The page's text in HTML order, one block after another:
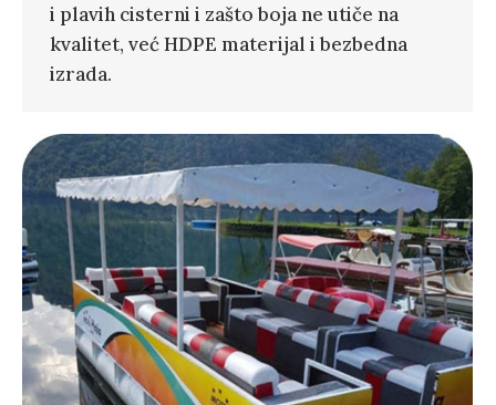
i plavih cisterni i zašto boja ne utiče na
kvalitet, već HDPE materijal i bezbedna
izrada.